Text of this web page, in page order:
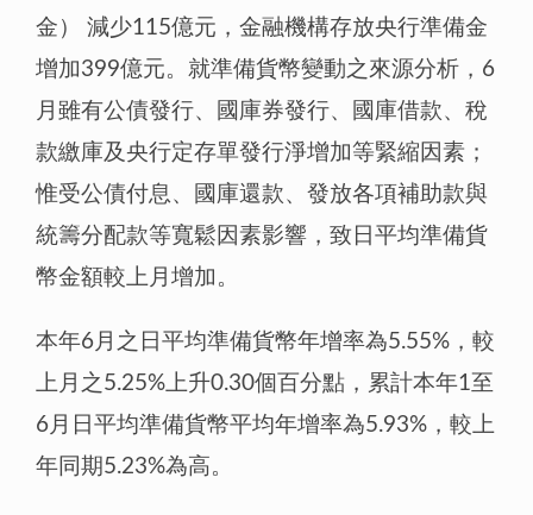
金） 減少115億元，金融機構存放央行準備金
增加399億元。就準備貨幣變動之來源分析，6
月雖有公債發行、國庫券發行、國庫借款、稅
款繳庫及央行定存單發行淨增加等緊縮因素；
惟受公債付息、國庫還款、發放各項補助款與
統籌分配款等寬鬆因素影響，致日平均準備貨
幣金額較上月增加。
本年6月之日平均準備貨幣年增率為5.55%，較
上月之5.25%上升0.30個百分點，累計本年1至
6月日平均準備貨幣平均年增率為5.93%，較上
年同期5.23%為高。